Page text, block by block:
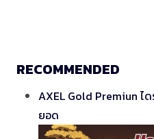
RECOMMENDED
AXEL Gold Premiun ได
ยอด